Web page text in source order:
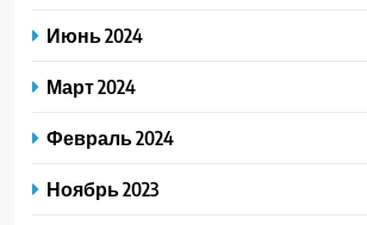
Июнь 2024
Март 2024
Февраль 2024
Ноябрь 2023